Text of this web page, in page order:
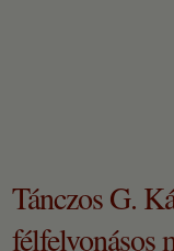
Tánczos G.
félfelvonásos